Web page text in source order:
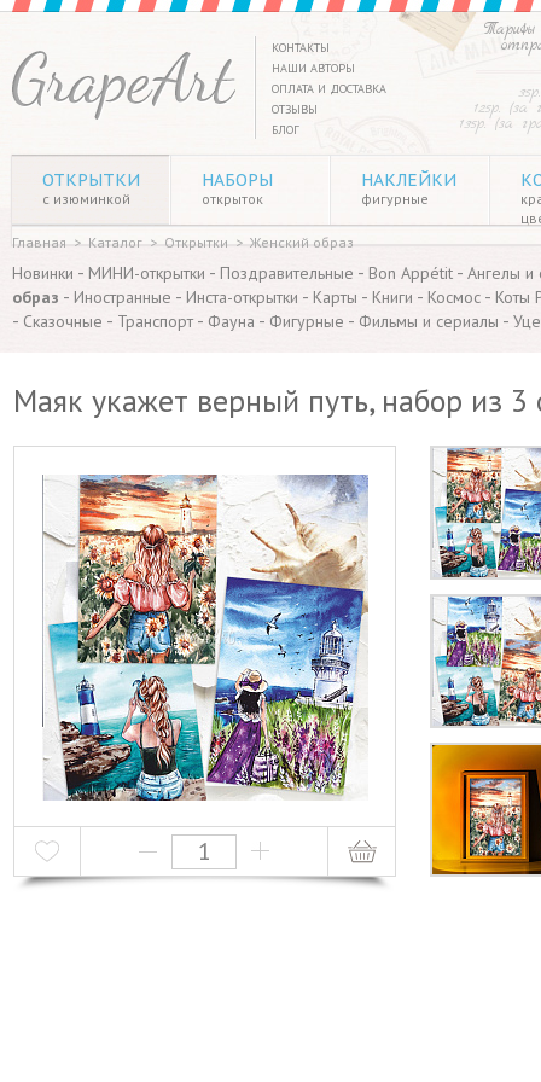
Тарифы
125р. (за
135р. (за
КОНТАКТЫ
НАШИ АВТОРЫ
ОПЛАТА И ДОСТАВКА
ОТЗЫВЫ
БЛОГ
ОТКРЫТКИ
с изюминкой
НАБОРЫ
открыток
НАКЛЕЙКИ
фигурные
Главная > Каталог > Открытки > Женский образ
Новинки - МИНИ-открытки - Поздравительные - Bon Appétit - Ангелы
образ - Иностранные - Инста-открытки - Карты - Книги - Космос - Коты
- Сказочные - Транспорт- Фауна - Фигурные - Фильмы и сериалы -
Маяк укажет верный путь, набор из 3